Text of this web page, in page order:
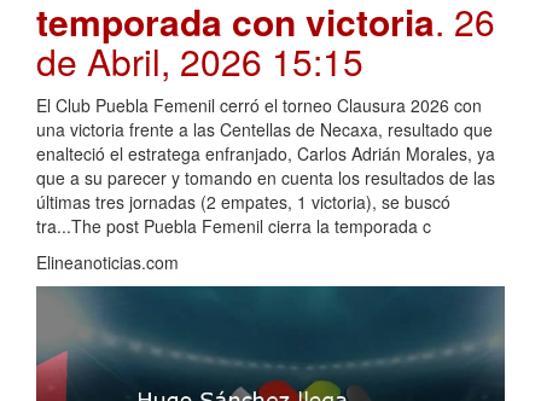
temporada con victoria. 26
de Abril, 2026 15:15
El Club Puebla Femenil cerró el torneo Clausura 2026 con
una victoria frente a las Centellas de Necaxa, resultado que
enalteció el estratega enfranjado, Carlos Adrián Morales, ya
que a su parecer y tomando en cuenta los resultados de las
últimas tres jornadas (2 empates, 1 victoria), se buscó
tra...The post Puebla Femenil cierra la temporada c
Elineanoticias.com